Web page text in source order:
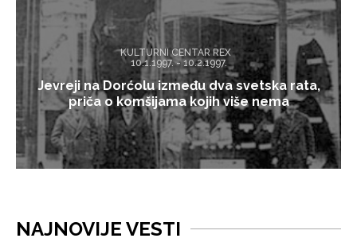
KULTURNI CENTAR REX
10.1.1997. - 10.2.1997.
Jevreji na Dorćolu između dva svetska rata,
priča o komšijama kojih više nema
NAJNOVIJE VESTI